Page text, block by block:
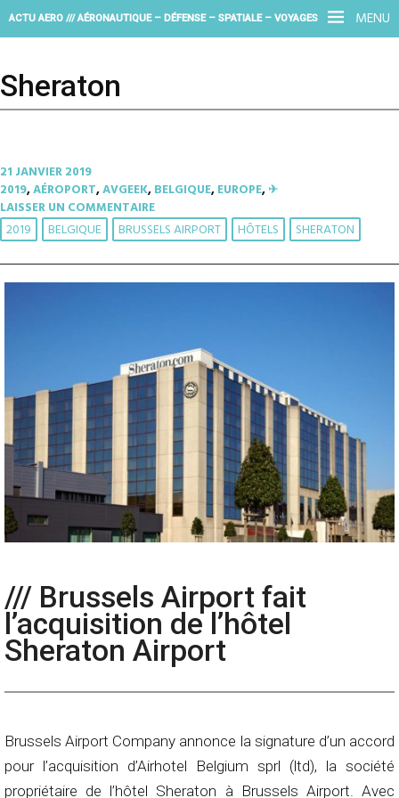
MENU
ACTU AERO /// AÉRONAUTIQUE – DÉFENSE – SPATIALE – VOYAGES
Sheraton
21 JANVIER 2019
2019,AÉROPORT,AVGEEK,BELGIQUE,EUROPE,✈︎
LAISSER UN COMMENTAIRE
2019 BELGIQUE BRUSSELS AIRPORT HÔTELS SHERATON
/// Brussels Airport fait
l’acquisition de l’hôtel
Sheraton Airport
Brussels Airport Company annonce la signature d’un accord
pour l’acquisition d’Airhotel Belgium sprl (ltd), la société
propriétaire de l’hôtel Sheraton à Brussels Airport. Avec